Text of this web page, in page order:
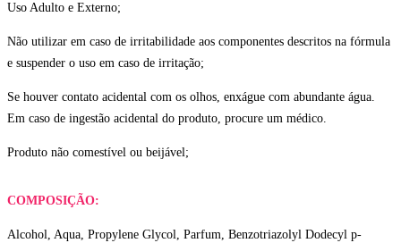
Uso Adulto e Externo;
Não utilizar em caso de irritabilidade aos componentes descritos na fórmula
e suspender o uso em caso de irritação;
Se houver contato acidental com os olhos, enxágue com abundante água.
Em caso de ingestão acidental do produto, procure um médico.
Produto não comestível ou beijável;
COMPOSIÇÃO:
Alcohol, Aqua, Propylene Glycol, Parfum, Benzotriazolyl Dodecyl p-